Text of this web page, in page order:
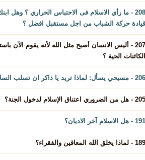
208 - ما رأي الاسلام فى الاحتباس الحراري ؟ وهل
قيادة حركة الشباب من اجل مستقبل افضل ؟
207 - أليس الانسان أصبح مثل الله لأنه يقوم الآن
الكائنات الحية ؟
206 - مسيحي يسأل: لماذا تريد يا ذاكر ان تسلب السلام مني؟
205 - هل من الضروري اعتناق الإسلام لدخول الجنة؟
191 - هل الاسلام آخر الاديان؟
189 - لماذا يخلق الله المعاقين والفقراء؟